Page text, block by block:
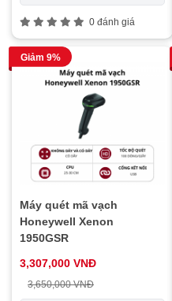
0 đánh giá
Giảm 9%
Máy quét mã vạch
Honeywell Xenon
1950GSR
3,307,000 VNĐ
3,650,000 VNĐ